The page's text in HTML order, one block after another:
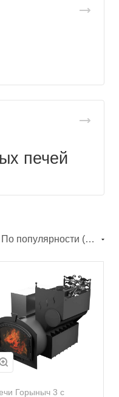
печей
По популярности (убывание)
Горыныч 3 с